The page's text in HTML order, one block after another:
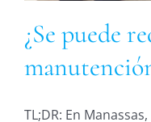
¿Se puede
TL;DR: En